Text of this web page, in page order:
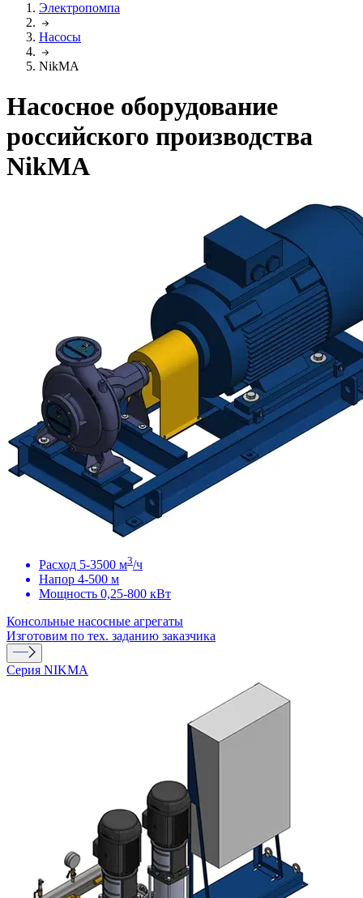
Электропомпа
Насосы
NikMA
Насосное оборудование
российского производства
NikMA
Расход 5-3500 м3/ч
Напор 4-500 м
Мощность 0,25-800 кВт
Консольные насосные агрегаты
Изготовим по тех. заданию заказчика
Серия NIKMA